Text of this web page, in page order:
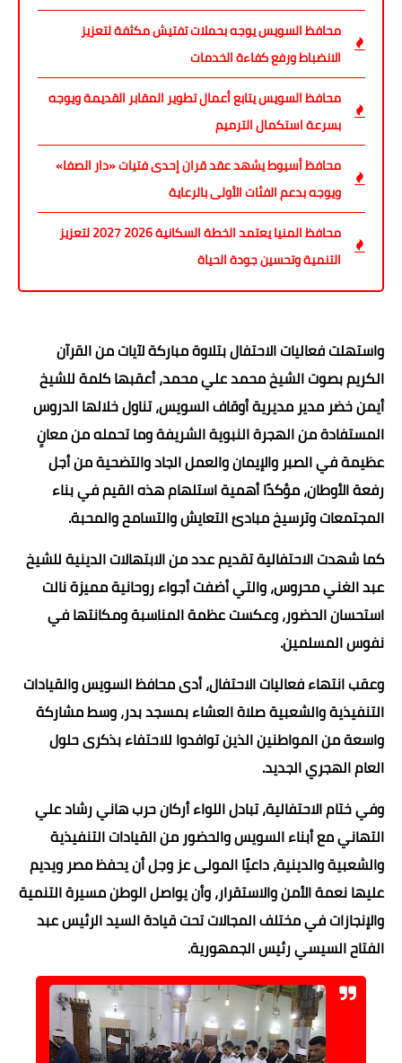
محافظ السويس يوجه بحملات تفتيش مكثفة لتعزيز
الانضباط ورفع كفاءة الخدمات
محافظ السويس يتابع أعمال تطوير المقابر القديمة ويوجه
بسرعة استكمال الترميم
محافظ أسيوط يشهد عقد قران إحدى فتيات «دار الصفا»
ويوجه بدعم الفئات الأولى بالرعاية
محافظ المنيا يعتمد الخطة السكانية 2026 2027 لتعزيز
التنمية وتحسين جودة الحياة
واستهلت فعاليات الاحتفال بتلاوة مباركة لآيات من القرآن
الكريم بصوت الشيخ محمد علي محمد، أعقبها كلمة للشيخ
أيمن خضر مدير مديرية أوقاف السويس، تناول خلالها الدروس
المستفادة من الهجرة النبوية الشريفة وما تحمله من معانٍ
عظيمة في الصبر والإيمان والعمل الجاد والتضحية من أجل
رفعة الأوطان، مؤكدًا أهمية استلهام هذه القيم في بناء
المجتمعات وترسيخ مبادئ التعايش والتسامح والمحبة.
كما شهدت الاحتفالية تقديم عدد من الابتهالات الدينية للشيخ
عبد الغني محروس، والتي أضفت أجواء روحانية مميزة نالت
استحسان الحضور، وعكست عظمة المناسبة ومكانتها في
نفوس المسلمين.
وعقب انتهاء فعاليات الاحتفال، أدى محافظ السويس والقيادات
التنفيذية والشعبية صلاة العشاء بمسجد بدر، وسط مشاركة
واسعة من المواطنين الذين توافدوا للاحتفاء بذكرى حلول
العام الهجري الجديد.
وفي ختام الاحتفالية، تبادل اللواء أركان حرب هاني رشاد علي
التهاني مع أبناء السويس والحضور من القيادات التنفيذية
والشعبية والدينية، داعيًا المولى عز وجل أن يحفظ مصر ويديم
عليها نعمة الأمن والاستقرار، وأن يواصل الوطن مسيرة التنمية
والإنجازات في مختلف المجالات تحت قيادة السيد الرئيس عبد
الفتاح السيسي رئيس الجمهورية.